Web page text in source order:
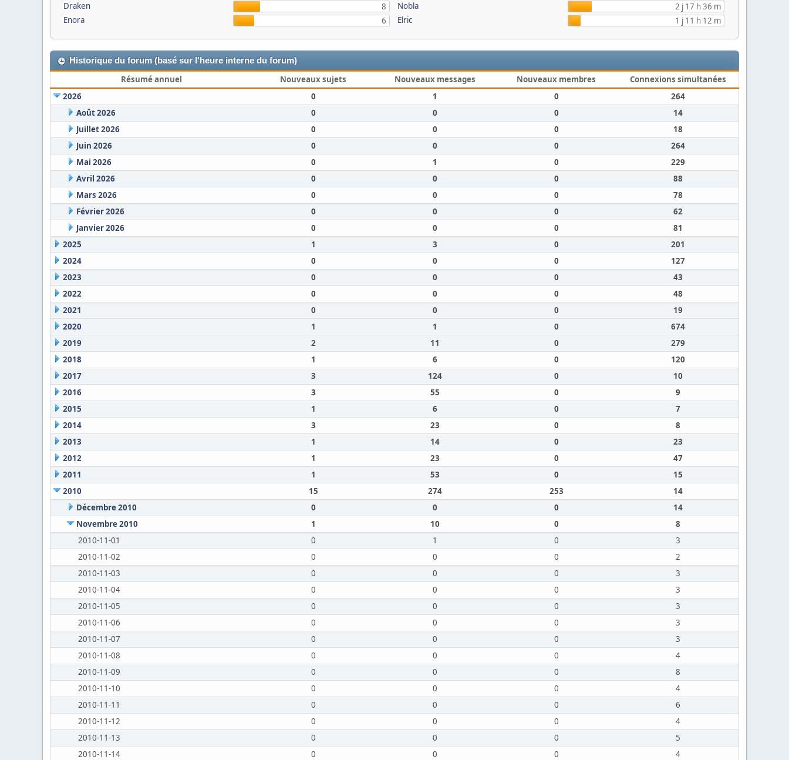
Draken
8
Enora
6
Nobla
2 j 17 h 36 m
Elric
1 j 11 h 12 m
Historique du forum (basé sur l'heure interne du forum)
Résumé annuel Nouveaux sujets Nouveaux messages Nouveaux membres
Connexions simultanées
2026
0 1 0
264
Août 2026
0 0 0
14
Juillet 2026
0 0 0
18
Juin 2026
0 0 0
264
Mai 2026
0 1 0
229
Avril 2026
0 0 0
88
Mars 2026
0 0 0
78
Février 2026
0 0 0
62
Janvier 2026
0 0 0
81
2025
1 3 0
201
2024
0 0 0
127
2023
0 0 0
43
2022
0 0 0
48
2021
0 0 0
19
2020
1 1 0
674
2019
2 11 0
279
2018
1 6 0
120
2017
3 124 0
10
2016
3 55 0
9
2015
1 6 0
7
2014
3 23 0
8
2013
1 14 0
23
2012
1 23 0
47
2011
1 53 0
15
2010
15 274 253
14
Décembre 2010
0 0 0
14
Novembre 2010
1 10 0
8
2010-11-01
0 1 0
3
2010-11-02
0 0 0
2
2010-11-03
0 0 0
3
2010-11-04
0 0 0
3
2010-11-05
0 0 0
3
2010-11-06
0 0 0
3
2010-11-07
0 0 0
3
2010-11-08
0 0 0
4
2010-11-09
0 0 0
8
2010-11-10
0 0 0
4
2010-11-11
0 0 0
6
2010-11-12
0 0 0
4
2010-11-13
0 0 0
5
2010-11-14
0 0 0
4